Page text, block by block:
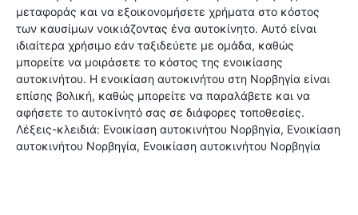
μεταφοράς και να εξοικονομήσετε χρήματα στο κόστος
των καυσίμων νοικιάζοντας ένα αυτοκίνητο. Αυτό είναι
ιδιαίτερα χρήσιμο εάν ταξιδεύετε με ομάδα, καθώς
μπορείτε να μοιράσετε το κόστος της ενοικίασης
αυτοκινήτου. Η ενοικίαση αυτοκινήτου στη Νορβηγία είναι
επίσης βολική, καθώς μπορείτε να παραλάβετε και να
αφήσετε το αυτοκίνητό σας σε διάφορες τοποθεσίες.
Λέξεις-κλειδιά: Ενοικίαση αυτοκινήτου Νορβηγία, Ενοικίαση
αυτοκινήτου Νορβηγία, Ενοικίαση αυτοκινήτου Νορβηγία